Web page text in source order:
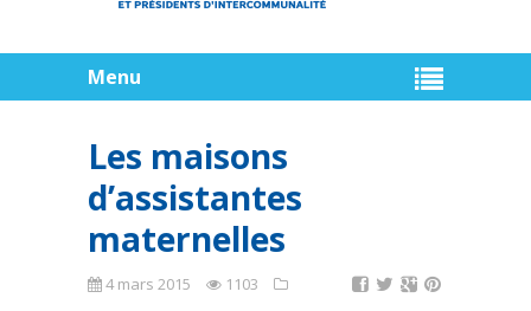
Menu
Les maisons
d’assistantes
maternelles
4 mars 2015 1103